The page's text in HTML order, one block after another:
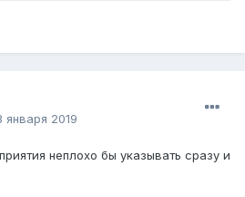
января 2019
неплохо бы указывать сразу и